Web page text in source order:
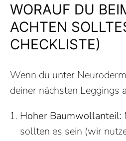
WORAUF DU
ACHTEN
CHECKLISTE)
Wenn du unter
deiner nächsten Leggings
Hoher Baumwollanteil:
sollten es sein (wir